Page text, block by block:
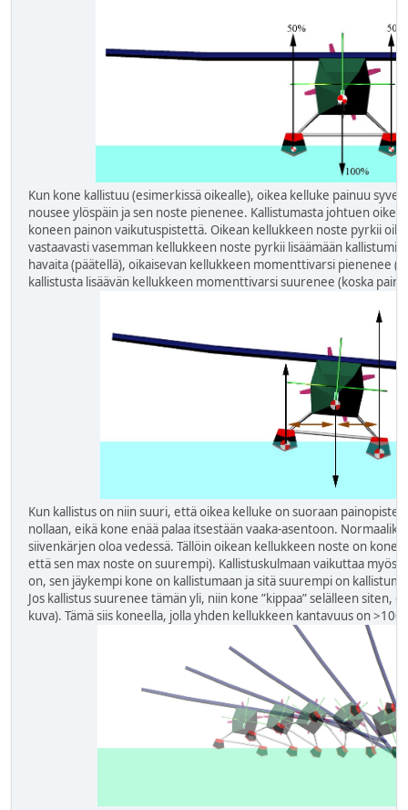
Kun kone kallistuu (esimerkissä oikealle), oikea kelluke painuu
nousee ylöspäin ja sen noste pienenee. Kallistumasta johtuen
koneen painon vaikutuspistettä. Oikean kellukkeen noste pyrkii
vastaavasti vasemman kellukkeen noste pyrkii lisäämään
havaita (päätellä), oikaisevan kellukkeen momenttivarsi pienenee
kallistusta lisäävän kellukkeen momenttivarsi suurenee (koska
Kun kallistus on niin suuri, että oikea kelluke on suoraan
nollaan, eikä kone enää palaa itsestään vaaka-asentoon.
siivenkärjen oloa vedessä. Tällöin oikean kellukkeen noste on
että sen max noste on suurempi). Kallistuskulmaan vaikuttaa myös
on, sen jäykempi kone on kallistumaan ja sitä suurempi on
Jos kallistus suurenee tämän yli, niin kone ”kippaa” selälleen siten,
kuva). Tämä siis koneella, jolla yhden kellukkeen kantavuus on